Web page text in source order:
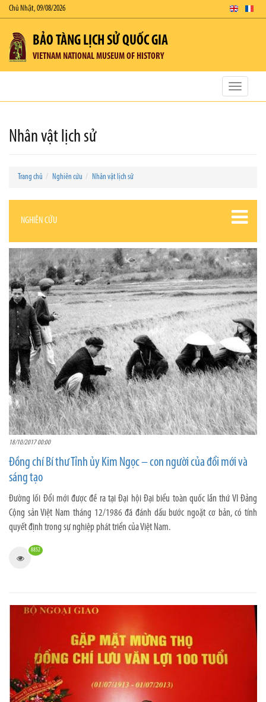
Chủ Nhật, 09/08/2026
BẢO TÀNG LỊCH SỬ QUỐC GIA
VIETNAM NATIONAL MUSEUM OF HISTORY
Toggle
Nhân vật lịch sử
Trang chủ Nghiên cứu Nhân vật lịch sử
NGHIÊN CỨU
18/10/2017 00:00
Đồng chí Bí thư Tỉnh ủy Kim Ngọc – con người của đổi mới và
sáng tạo
Đường lối Đổi mới được đề ra tại Đại hội Đại biểu toàn quốc lần thứ VI Đảng
Cộng sản Việt Nam tháng 12/1986 đã đánh dấu bước ngoặt cơ bản, có tính
quyết định trong sự nghiệp phát triển của Việt Nam.
8852